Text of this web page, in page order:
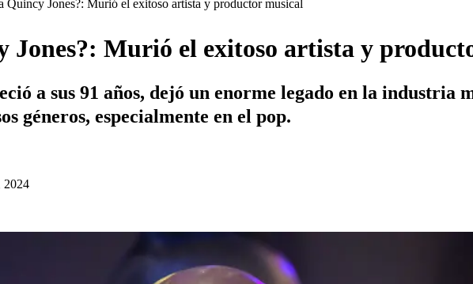
Quincy Jones?: Murió el exitoso artista y productor musical
Jones?: Murió el exitoso artista y
a sus 91 años, dejó un enorme legado en la industria
géneros, especialmente en el pop.
2024